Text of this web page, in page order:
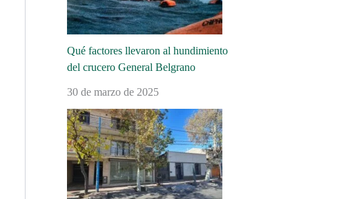
Qué factores llevaron al hundimiento
del crucero General Belgrano
30 de marzo de 2025